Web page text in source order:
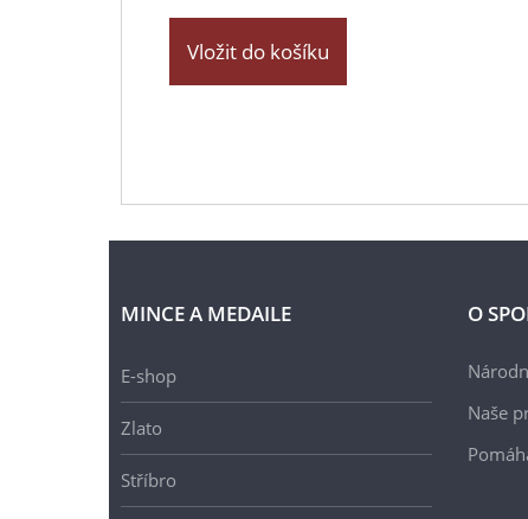
Vložit do košíku
MINCE A MEDAILE
E-shop
Zlato
Stříbro
O
Naše